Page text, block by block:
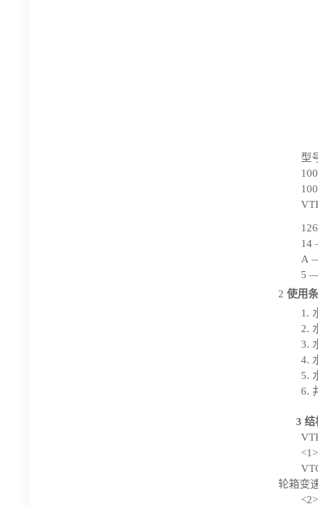
型
14
A
5
2 使用
1.
2.
3.
4.
5.
6.
3 结
轮箱变